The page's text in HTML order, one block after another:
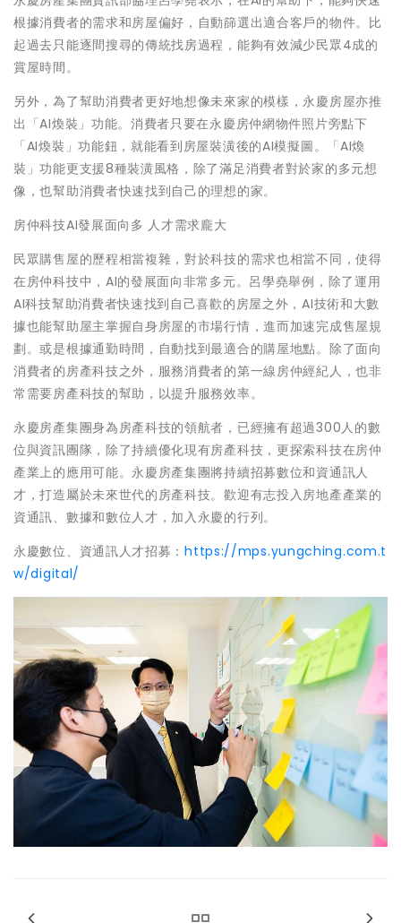
根據消費者的需求和房屋偏好，自動篩選出適合客戶的物件。比
起過去只能逐間搜尋的傳統找房過程，能夠有效減少民眾4成的
賞屋時間。
另外，為了幫助消費者更好地想像未來家的模樣，永慶房屋亦推
出「AI煥裝」功能。消費者只要在永慶房仲網物件照片旁點下
「AI煥裝」功能鈕，就能看到房屋裝潢後的AI模擬圖。「AI煥
裝」功能更支援8種裝潢風格，除了滿足消費者對於家的多元想
像，也幫助消費者快速找到自己的理想的家。
房仲科技AI發展面向多 人才需求龐大
民眾購售屋的歷程相當複雜，對於科技的需求也相當不同，使得
在房仲科技中，AI的發展面向非常多元。呂學堯舉例，除了運用
AI科技幫助消費者快速找到自己喜歡的房屋之外，AI技術和大數
據也能幫助屋主掌握自身房屋的市場行情，進而加速完成售屋規
劃。或是根據通勤時間，自動找到最適合的購屋地點。除了面向
消費者的房產科技之外，服務消費者的第一線房仲經紀人，也非
常需要房產科技的幫助，以提升服務效率。
永慶房產集團身為房產科技的領航者，已經擁有超過300人的數
位與資訊團隊，除了持續優化現有房產科技，更探索科技在房仲
產業上的應用可能。永慶房產集團將持續招募數位和資通訊人
才，打造屬於未來世代的房產科技。歡迎有志投入房地產產業的
資通訊、數據和數位人才，加入永慶的行列。
永慶數位、資通訊人才招募：https://mps.yungching.com.t
w/digital/